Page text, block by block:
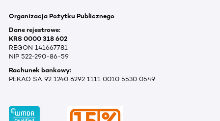
Organizacja Pożytku Publicznego
Dane rejestrowe:
KRS 0000 318 602
REGON 141667781
NIP 522-290-86-59
Rachunek bankowy:
PEKAO SA 92 1240 6292 1111 0010 5530 0549